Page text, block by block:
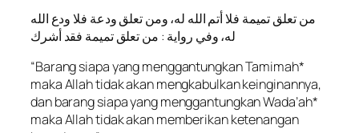
من تعلق تميمة فلا أتم الله له، ومن تعلق ودعة فلا ودع الله
له، وفي رواية : من تعلق تميمة فقد أشرك
“Barang siapa yang menggantungkan Tamimah*
maka Allah tidak akan mengkabulkan keinginannya,
dan barang siapa yang menggantungkan Wada’ah*
maka Allah tidak akan memberikan ketenangan